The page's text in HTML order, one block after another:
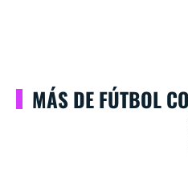
MÁS DE FÚTBOL